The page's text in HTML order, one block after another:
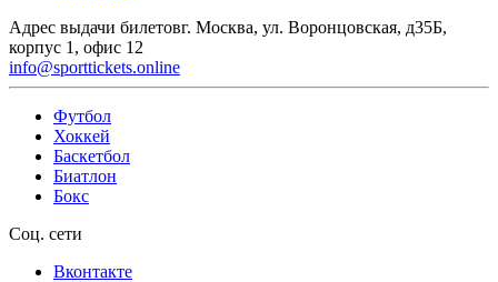
Адрес выдачи билетовг. Москва, ул. Воронцовская, д35Б,
корпус 1, офис 12
info@sporttickets.online
Футбол
Хоккей
Баскетбол
Биатлон
Бокс
Соц. сети
Вконтакте